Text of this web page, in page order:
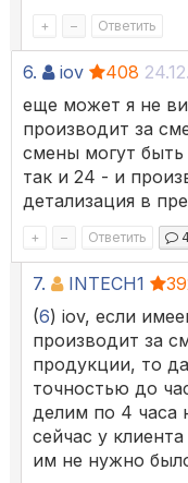
+ – Ответить
6. iov 408
еще может я не
производит за
смены могут быть
так и 24 - и
детализация в
+ – Ответить
7. INTECH1
(6) iov, если
производит за
продукции, то
точностью до
делим по 4 часа
сейчас у
им не нужно